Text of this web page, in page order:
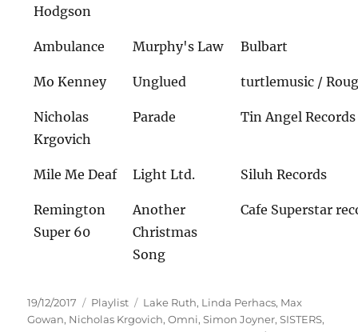
Hodgson
Ambulance Murphy's Law Bulbart
Mo Kenney Unglued turtlemusic /
Nicholas
Krgovich
Parade Tin Angel Records
Mile Me Deaf Light Ltd. Siluh Records
Remington
Super 60
Another
Christmas
Song
Cafe Superstar
Veröffentlicht
am
19/12/2017 Kategorien
Playlist Schlagwörter
Lake Ruth, Linda Perhacs, Max
Gowan, Nicholas Krgovich,Omni,Simon Joyner,SISTERS,